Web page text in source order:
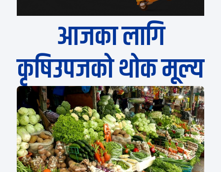
आजका लागि
कृषिउपजको थोक मूल्य